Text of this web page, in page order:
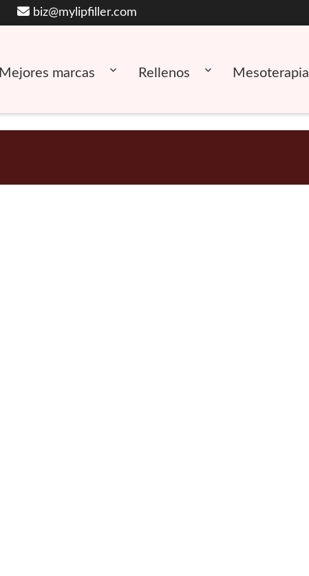
biz@mylipfiller.com
Mejores marcas Rellenos Mesoterapia